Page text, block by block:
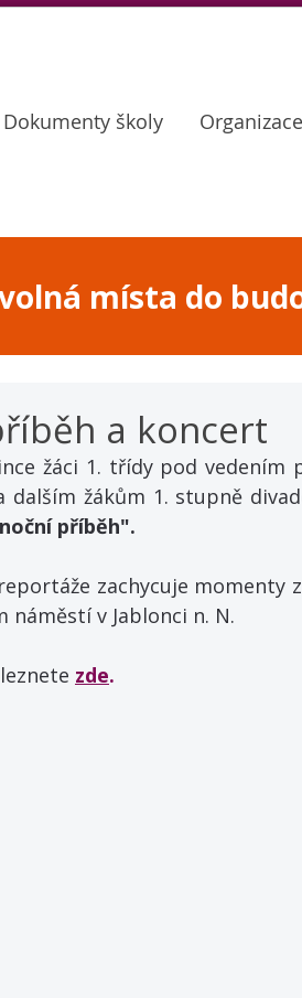
Dokumenty školy
místa do
a koncert
žáci 1. třídy pod vedením
dalším žákům 1. stupně
příběh".
zachycuje momenty
náměstí v Jablonci n. N.
zde.